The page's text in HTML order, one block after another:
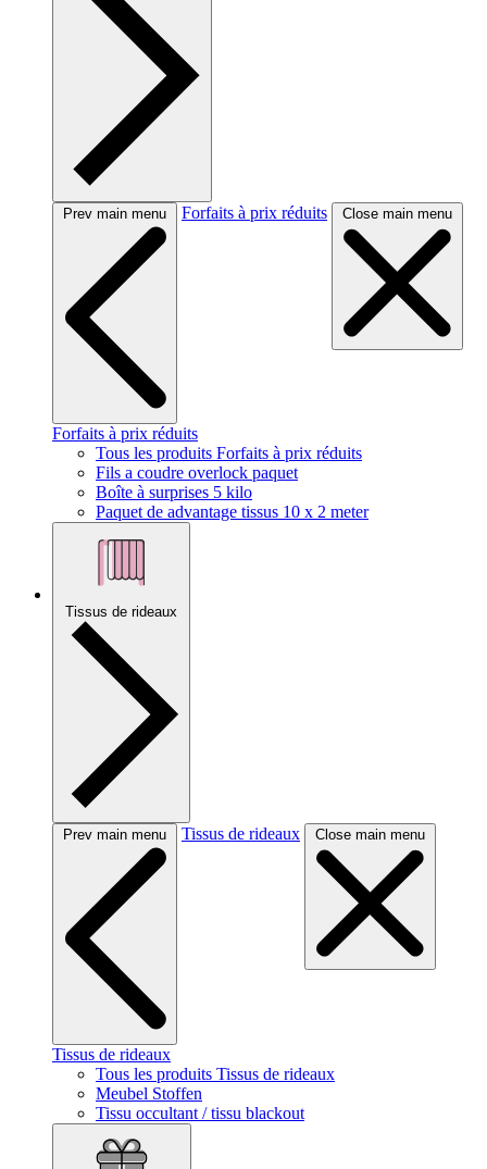
Prev main menu Forfaits à prix réduits Close main menu
Forfaits à prix réduits
Tous les produits Forfaits à prix réduits
Fils a coudre overlock paquet
Boîte à surprises 5 kilo
Paquet de advantage tissus 10 x 2 meter
Tissus de rideaux
Prev main menu Tissus de rideaux Close main menu
Tissus de rideaux
Tous les produits Tissus de rideaux
Meubel Stoffen
Tissu occultant / tissu blackout